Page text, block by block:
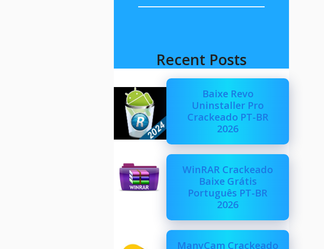
Recent Posts
Baixe Revo
Uninstaller Pro
Crackeado PT-BR
2026
WinRAR Crackeado
Baixe Grátis
Português PT-BR
2026
ManyCam Crackeado